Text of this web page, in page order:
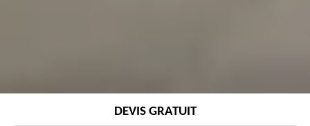
DEVIS GRATUIT